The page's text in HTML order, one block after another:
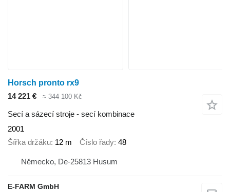
Horsch pronto rx9
14 221 €
≈ 344 100 Kč
Secí a sázecí stroje - secí kombinace
2001
Šířka držáku 12 m Číslo řady 48
Německo, De-25813 Husum
E-FARM GmbH